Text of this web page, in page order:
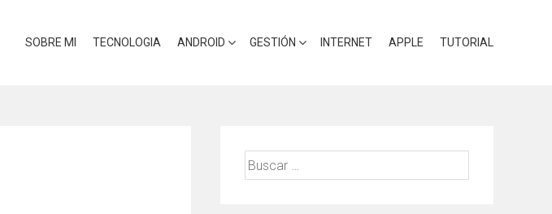
SOBRE MI TECNOLOGIA ANDROID GESTIÓN INTERNET APPLE TUTORIAL
Buscar: